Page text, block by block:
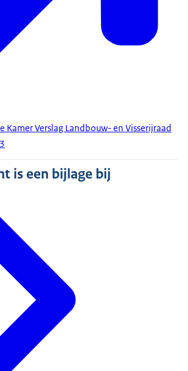
Kamer Verslag Landbouw- en Visserijraad
is een bijlage bij